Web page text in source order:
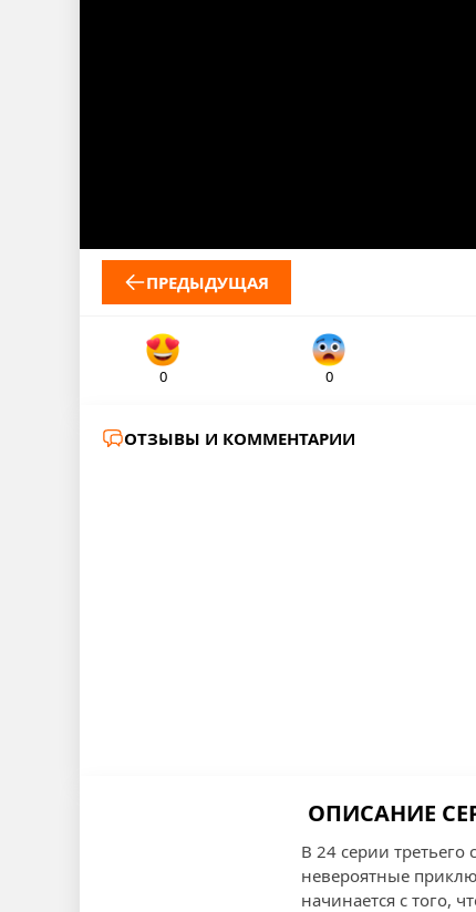
ПРЕДЫДУЩАЯ
0 0
ОТЗЫВЫ И КОММЕНТАРИИ
ОПИСАНИЕ
В 24 серии
невероятные
начинается с того,